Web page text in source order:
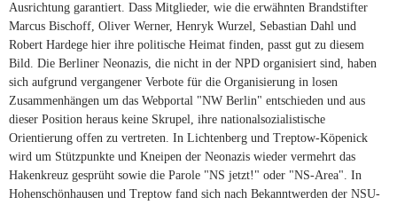
Ausrichtung garantiert. Dass Mitglieder, wie die erwähnten Brandstifter
Marcus Bischoff, Oliver Werner, Henryk Wurzel, Sebastian Dahl und
Robert Hardege hier ihre politische Heimat finden, passt gut zu diesem
Bild. Die Berliner Neonazis, die nicht in der NPD organisiert sind, haben
sich aufgrund vergangener Verbote für die Organisierung in losen
Zusammenhängen um das Webportal "NW Berlin" entschieden und aus
dieser Position heraus keine Skrupel, ihre nationalsozialistische
Orientierung offen zu vertreten. In Lichtenberg und Treptow-Köpenick
wird um Stützpunkte und Kneipen der Neonazis wieder vermehrt das
Hakenkreuz gesprüht sowie die Parole "NS jetzt!" oder "NS-Area". In
Hohenschönhausen und Treptow fand sich nach Bekanntwerden der NSU-